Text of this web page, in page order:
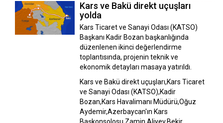
Kars ve Bakü direkt uçuşları
yolda
Kars Ticaret ve Sanayi Odası (KATSO)
Başkanı Kadir Bozan başkanlığında
düzenlenen ikinci değerlendirme
toplantısında, projenin teknik ve
ekonomik detayları masaya yatırıldı.
Kars ve Bakü direkt uçuşları,Kars Ticaret
ve Sanayi Odası (KATSO),Kadir
Bozan,Kars Havalimanı Müdürü,Oğuz
Aydemir,Azerbaycan'ın Kars